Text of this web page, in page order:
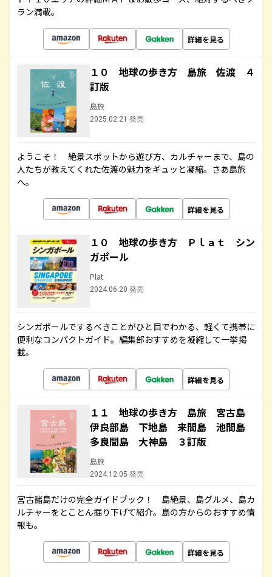
ラン満載。
詳細を見る
１０ 地球の歩き方 島旅 佐渡 ４
訂版
島旅
2025.02.21 発売
ようこそ！ 絶景スポットから遊び方、カルチャーまで、島の
人たちが教えてくれた佐渡の魅力をギュッと凝縮。さあ島旅
へ。
詳細を見る
１０ 地球の歩き方 Ｐｌａｔ シン
ガポール
Plat
2024.06.20 発売
シンガポールでするべきことがひと目でわかる、軽くて携帯に
便利なコンパクトガイド。編集部おすすめを凝縮して一挙掲
載。
詳細を見る
１１ 地球の歩き方 島旅 宮古島
伊良部島 下地島 来間島 池間島
多良間島 大神島 ３訂版
島旅
2024.12.05 発売
宮古諸島だけの完全ガイドブック！ 島絶景、島グルメ、島カ
ルチャーをとことん掘り下げて紹介。島の方からのおすすめ情
報も。
詳細を見る